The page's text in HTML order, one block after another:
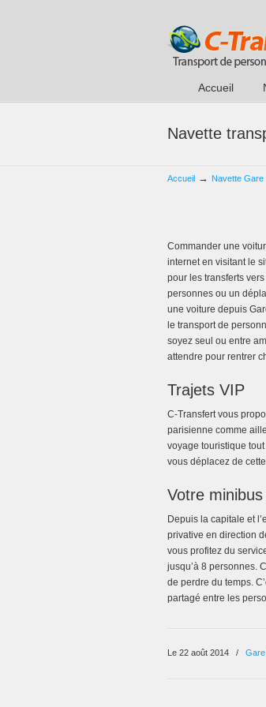
Accueil
Navette
Accueil → Navette Gare
Commander une
internet en visitant le
pour les transferts
personnes ou un
une voiture depuis
le transport de
soyez seul ou entre
attendre pour rentrer
Trajets VIP
C-Transfert vous
parisienne comme
voyage touristique
vous déplacez de
Votre
Depuis la capitale et
privative en direction
vous profitez du
jusqu’à 8 personnes.
de perdre du temps.
partagé entre les
Le 22 août 2014 /